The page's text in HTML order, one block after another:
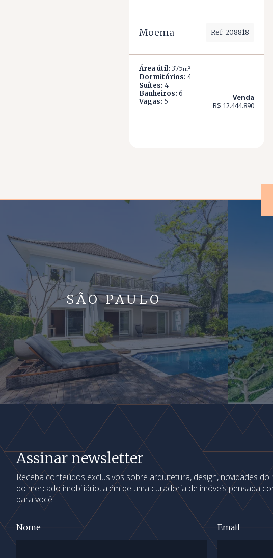
Moema Ref: 208818
Área útil: 375m²
Dormitórios: 4
Suítes: 4
Banheiros: 6
Vagas: 5
Venda
R$ 12.444.890
SÃO PAULO
Assinar newsletter
Receba conteúdos exclusivos sobre arquitetura, design, novidades
do mercado imobiliário, além de uma curadoria de imóveis pensada
para você.
Nome Email